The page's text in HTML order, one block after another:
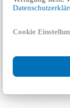
Cookie